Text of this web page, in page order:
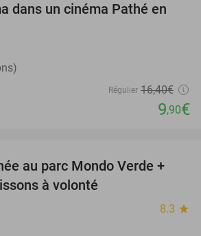
40%
dans un cinéma Pathé en
Régulier 16,40€
9,90€
25%
au parc Mondo Verde +
à volonté
8.3 star